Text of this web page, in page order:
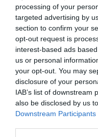
processing of your
targeted advertising by
section to confirm your
opt-out request is
interest-based ads
us or personal
your opt-out. You may
disclosure of your
IAB’s list of downstream
also be disclosed by us
Downstream Participants